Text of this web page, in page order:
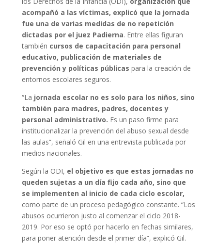
acompañó a las víctimas, explicó que la jornada
fue una de varias medidas de no repetición
dictadas por el juez Padierna. Entre ellas figuran
también cursos de capacitación para personal
educativo, publicación de materiales de
prevención y políticas públicas para la creación de
entornos escolares seguros.
“La jornada escolar no es solo para los niños, sino
también para madres, padres, docentes y
personal administrativo. Es un paso firme para
institucionalizar la prevención del abuso sexual desde
las aulas”, señaló Gil en una entrevista publicada por
medios nacionales.
Según la ODI, el objetivo es que estas jornadas no
queden sujetas a un día fijo cada año, sino que
se implementen al inicio de cada ciclo escolar,
como parte de un proceso pedagógico constante. “Los
abusos ocurrieron justo al comenzar el ciclo 2018-
2019. Por eso se optó por hacerlo en fechas similares,
para poner atención desde el primer día”, explicó Gil.